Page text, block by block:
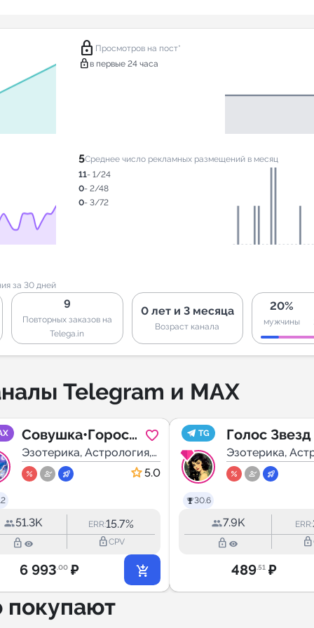
lock Просмотров на пост*
lock в первые 24 часа
5Среднее число рекламных размещений в месяц
11- 1/24
0- 2/48
0- 3/72
за 30 дней
9
Повторных заказов на
Telega.in
0 лет и 3 месяца
Возраст канала
20%
мужчины
Telegram и MAX
Совушка•Гороск
оп
Эзотерика, Астрология,
Мистика
5.0
51.3K ERR:15.7%
lock_outline lock_outlineCPV
6 993.00 ₽
TG
30.6
Голос Звезд
Гороскоп
Эзотерика,
Мистика
7.9K ERR:
lock_outline lock_outline
489.51 ₽
покупают